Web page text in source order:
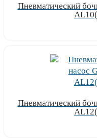
Пневматический
Пневматический